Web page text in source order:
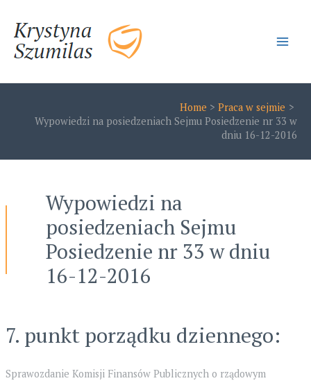
content
Home
Praca w sejmie
Wypowiedzi na posiedzeniach Sejmu Posiedzenie nr 33 w
dniu 16-12-2016
Wypowiedzi na
posiedzeniach Sejmu
Posiedzenie nr 33 w dniu
16-12-2016
7. punkt porządku dziennego:
Sprawozdanie Komisji Finansów Publicznych o rządowym